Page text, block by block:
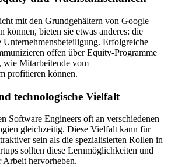
mit den Grundgehältern von Google
können, bieten sie etwas anderes: die
Erfolgreiche
offen über Equity-Programme
wie Mitarbeitende vom
profitieren können.
technologische Vielfalt
Software Engineers oft an verschiedenen
gleichzeitig. Diese Vielfalt kann für
sein als die spezialisierten Rollen in
sollten diese Lernmöglichkeiten und
Arbeit hervorheben.